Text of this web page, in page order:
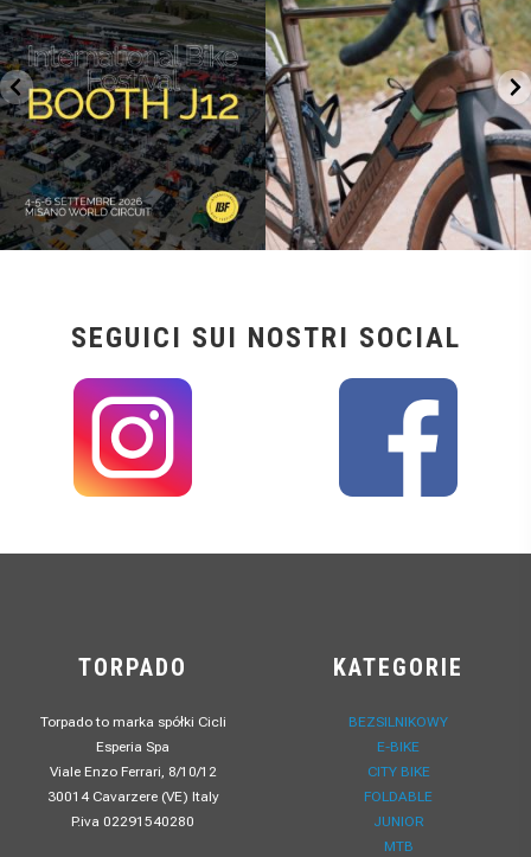
14 1
26 0
SEGUICI SUI NOSTRI SOCIAL
TORPADO
Torpado to marka spółki Cicli
Esperia Spa
Viale Enzo Ferrari, 8/10/12
30014 Cavarzere (VE) Italy
P.iva 02291540280
KATEGORIE
BEZSILNIKOWY
E-BIKE
CITY BIKE
FOLDABLE
JUNIOR
MTB